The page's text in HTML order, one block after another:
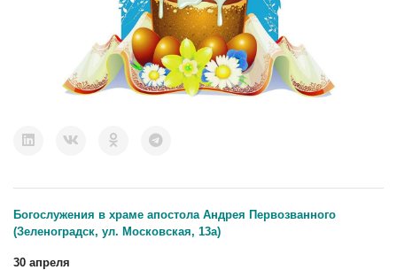
Богослужения в храме апостола Андрея Первозванного
(Зеленоградск, ул. Московская, 13а)
30 апреля